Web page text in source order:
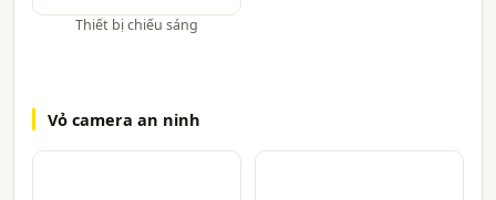
Thiết bị chiếu sáng
Vỏ camera an ninh